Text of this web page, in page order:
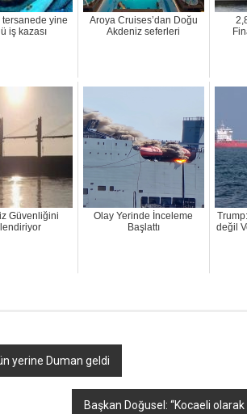
tersanede yine
iş kazası
Aroya Cruises’dan Doğu
Akdeniz seferleri
Güvenliğini
Olay Yerinde İnceleme
Başlattı
değil
yerine Duman geldi
Başkan Doğusel: “Kocaeli